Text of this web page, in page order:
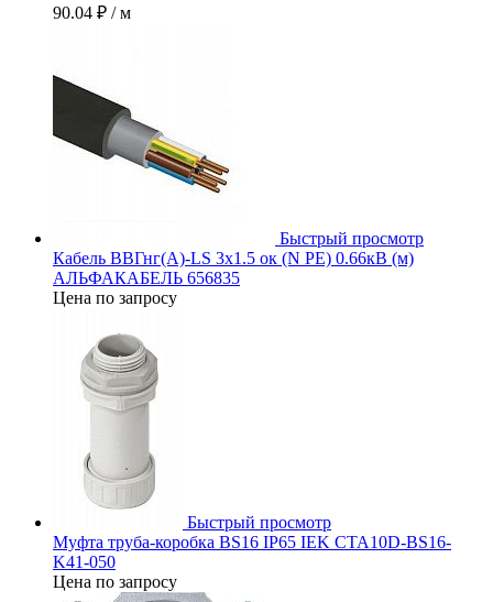
90.04 ₽ / м
Быстрый просмотр
Кабель ВВГнг(А)-LS 3х1.5 ок (N PE) 0.66кВ (м)
АЛЬФАКАБЕЛЬ 656835
Цена по запросу
Быстрый просмотр
Муфта труба-коробка BS16 IP65 IEK CTA10D-BS16-
K41-050
Цена по запросу